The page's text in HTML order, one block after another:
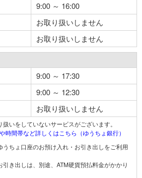
9:00 ～ 16:00
お取り扱いしません
お取り扱いしません
9:00 ～ 17:30
9:00 ～ 12:30
お取り扱いしません
いをしていないサービスがございます。
時間帯など詳しくはこちら（ゆうちょ銀行）
ちょ口座のお預け入れ・お引き出しをご利用
き出しは、別途、ATM硬貨預払料金がかかり